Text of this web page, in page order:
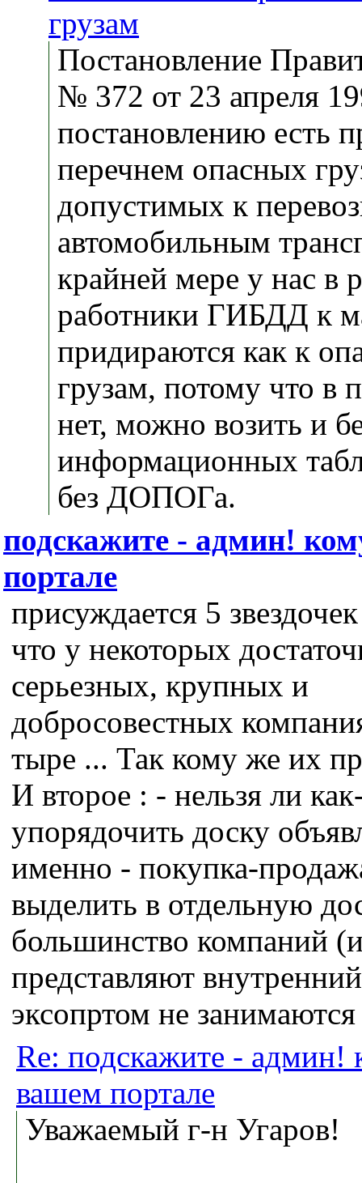
грузам
Постановление
№ 372 от 23 апреля
постановлению есть
перечнем опасных
допустимых к
автомобильным
крайней мере у нас в
работники ГИБДД к
придираются как к
грузам, потому что в
нет, можно возить и
информационных
без ДОПОГа.
подскажите - админ!
портале
присуждается 5
что у некоторых
серьезных, крупных и
добросовестных
тыре ... Так кому же их
И второе : - нельзя ли
упорядочить доску
именно - покупка-
выделить в отдельную
большинство компаний
представляют
эксопртом не занимаются
Re: подскажите - админ!
вашем портале
Уважаемый г-н Угаров!